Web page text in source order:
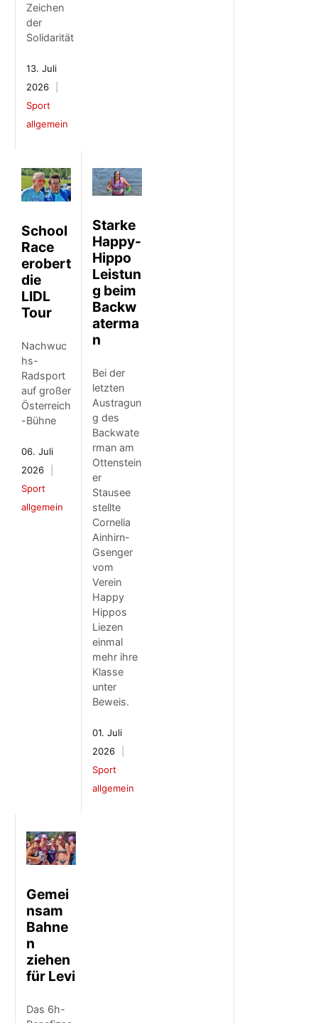
Zeichen
der
Solidarität
13. Juli
2026
Sport
allgemein
School
Race
erobert
die
LIDL
Tour
Nachwuc
hs-
Radsport
auf großer
Österreich
-Bühne
06. Juli
2026
Sport
allgemein
Starke
Happy-
Hippo
Leistun
g beim
Backw
aterma
n
Bei der
letzten
Austragun
g des
Backwate
rman am
Ottenstein
er
Stausee
stellte
Cornelia
Ainhirn-
Gsenger
vom
Verein
Happy
Hippos
Liezen
einmal
mehr ihre
Klasse
unter
Beweis.
01. Juli
2026
Sport
allgemein
Gemei
nsam
Bahne
n
ziehen
für Levi
Das 6h-